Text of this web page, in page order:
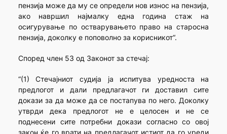
пензија може да му се определи нов износ на пензија,
ако навршил најмалку една година стаж на
осигурување по остварувањето право на старосна
пензија, доколку е поповолно за корисникот“.
Според член 53 од Законот за стечај:
“(1) Стечајниот судија ја испитува уредноста на
предлогот и дали предлагачот ги доставил сите
докази за да може да се постапува по него. Доколку
утврди дека предлогот не е целосен и не се
поднесени сите потребни докази согласно со овој